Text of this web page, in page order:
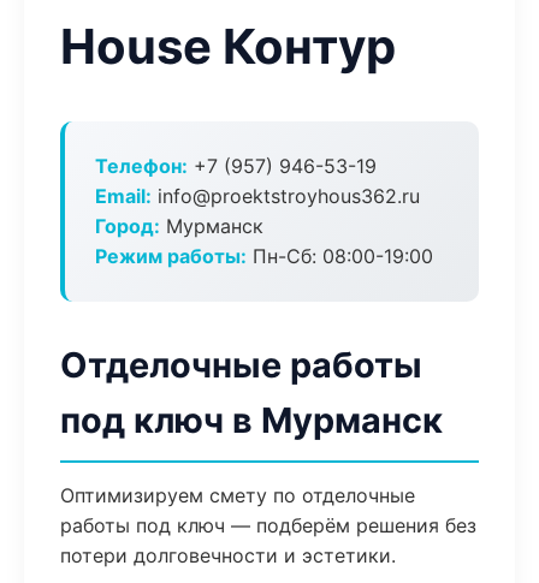
House Контур
Телефон: +7 (957) 946-53-19
Email: info@proektstroyhous362.ru
Город: Мурманск
Режим работы: Пн-Сб: 08:00-19:00
Отделочные работы
под ключ в Мурманск
Оптимизируем смету по отделочные
работы под ключ — подберём решения без
потери долговечности и эстетики.